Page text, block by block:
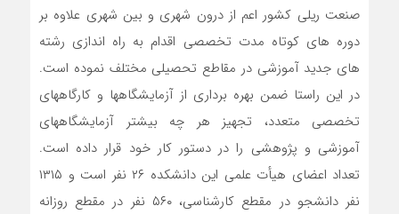
صنعت ریلی کشور اعم از درون شهری و بین شهری علاوه بر
دوره های کوتاه مدت تخصصی اقدام به راه اندازی رشته
های جدید آموزشی در مقاطع تحصیلی مختلف نموده است.
در این راستا ضمن بهره برداری از آزمایشگاهها و کارگاههای
تخصصی متعدد، تجهیز هر چه بیشتر آزمایشگاههای
آموزشی و پژوهشی را در دستور کار خود قرار داده است.
تعداد اعضای هیأت علمی این دانشکده ۲۶ نفر است و ۱۳۱۵
نفر دانشجو در مقطع کارشناسی، ۵۶۰ نفر در مقطع روزانه